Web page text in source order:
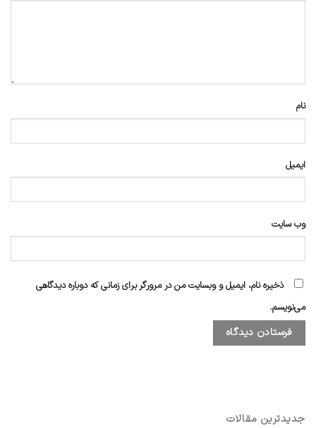
جدیدترین مقالات
نام
ایمیل
وب‌ سایت
ذخیره نام، ایمیل و وبسایت من در مرورگر برای زمانی که دوباره دیدگاهی
می‌نویسم.